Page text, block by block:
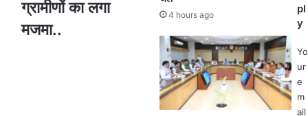
क
ग्रामीणों का लगा
मजमा..
ग्रे
मा
ध्य
म
के
लि
4 hours ago
pl
y
Yo
ur
e
m
ail